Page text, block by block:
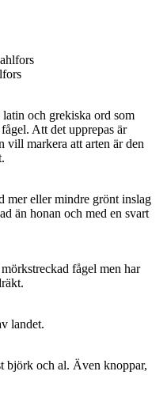
och grekiska ord som
Att det upprepas är
vill markera att arten är den
mer eller mindre grönt inslag
än honan och med en svart
fågel men har
landet.
björk och al. Även knoppar,